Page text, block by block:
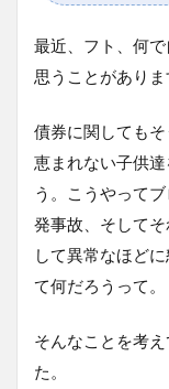
最近、フト、何
思うことがありま
債券に関しても
恵まれない子供
う。こうやって
発事故、そして
して異常なほど
て何だろうって。
そんなことを考
た。